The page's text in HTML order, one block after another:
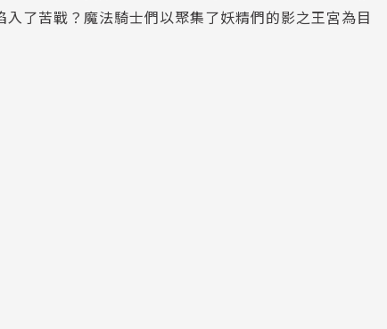
了苦戰？魔法騎士們以聚集了妖精們的影之王宮為目